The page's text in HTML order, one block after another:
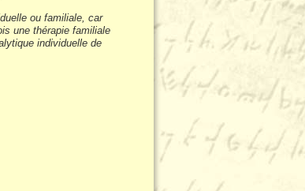
ou familiale, car
une thérapie familiale
individuelle de